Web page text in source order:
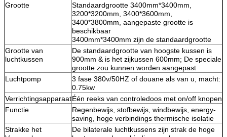
Grootte
Standaardgrootte 3400mm*3400mm,
3200*3200mm, 3400*3600mm,
3400*3800mm, aangepaste grootte is
beschikbaar
3400mm*3400mm zijn de standaardgrootte
Grootte van
luchtkussen
De standaardgrootte van hoogste kussen is
900mm & is het zijkussen 600mm; De speciale
grootte zou kunnen worden aangepast
Luchtpomp
3 fase 380v/50HZ of douane als van u, macht:
0.75kw
VerrichtingsapparaatÉén reeks van controledoos met on/off knopen
Functie
Regenbewijs, stofbewijs, windbewijs, energy-
saving, hoge verbindings thermische isolatie
Strakke het
De bilaterale luchtkussens zijn strak de hoge